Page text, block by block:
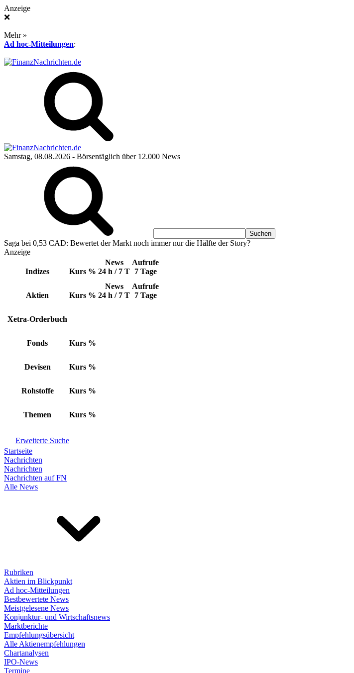
Anzeige
❌
Mehr »
Ad hoc-Mitteilungen:
Samstag, 08.08.2026 - Börsentäglich über 12.000 News
Saga bei 0,53 CAD: Bewertet der Markt noch immer nur die Hälfte der Story?
Anzeige
Indizes Kurs %
News
24 h / 7 T
Aufrufe
7 Tage
Aktien Kurs %
News
24 h / 7 T
Aufrufe
7 Tage
Xetra-Orderbuch
Fonds Kurs %
Devisen Kurs %
Rohstoffe Kurs %
Themen Kurs %
Erweiterte Suche
Startseite
Nachrichten
Nachrichten
Nachrichten auf FN
Alle News
Rubriken
Aktien im Blickpunkt
Ad hoc-Mitteilungen
Bestbewertete News
Meistgelesene News
Konjunktur- und Wirtschaftsnews
Marktberichte
Empfehlungsübersicht
Alle Aktienempfehlungen
Chartanalysen
IPO-News
Termine